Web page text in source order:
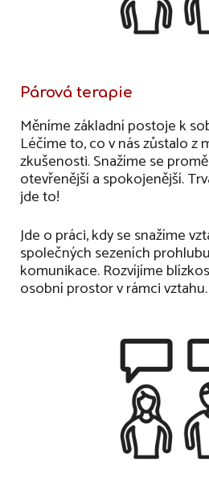
Párová terapie
Měníme základní postoje k
Léčíme to, co v nás zůstalo z
zkušenosti. Snažíme se
otevřenější a spokojenější.
jde to!
Jde o práci, kdy se snažíme
společných sezeních
komunikace. Rozvíjíme
osobní prostor v rámci vztahu.